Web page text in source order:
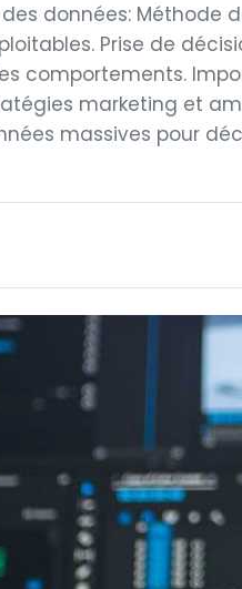
des données:
Prise de
comportements.
marketing et
massives pour